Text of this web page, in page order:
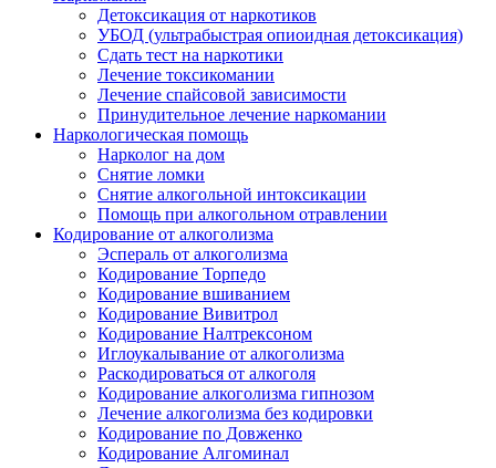
Детоксикация от наркотиков
УБОД (ультрабыстрая опиоидная детоксикация)
Сдать тест на наркотики
Лечение токсикомании
Лечение спайсовой зависимости
Принудительное лечение наркомании
Наркологическая помощь
Нарколог на дом
Снятие ломки
Снятие алкогольной интоксикации
Помощь при алкогольном отравлении
Кодирование от алкоголизма
Эспераль от алкоголизма
Кодирование Торпедо
Кодирование вшиванием
Кодирование Вивитрол
Кодирование Налтрексоном
Иглоукалывание от алкоголизма
Раскодироваться от алкоголя
Кодирование алкоголизма гипнозом
Лечение алкоголизма без кодировки
Кодирование по Довженко
Кодирование Алгоминал